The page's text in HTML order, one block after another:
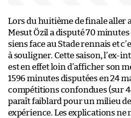
Lors du huitième de finale aller
Mesut Özil a disputé 70
siens face au Stade rennais et
à souligner. Cette saison, l’ex-
est en effet loin d’afficher son
1596 minutes disputées en 24
compétitions confondues (sur
paraît faiblard pour un milieu
expérience. Les explications ne